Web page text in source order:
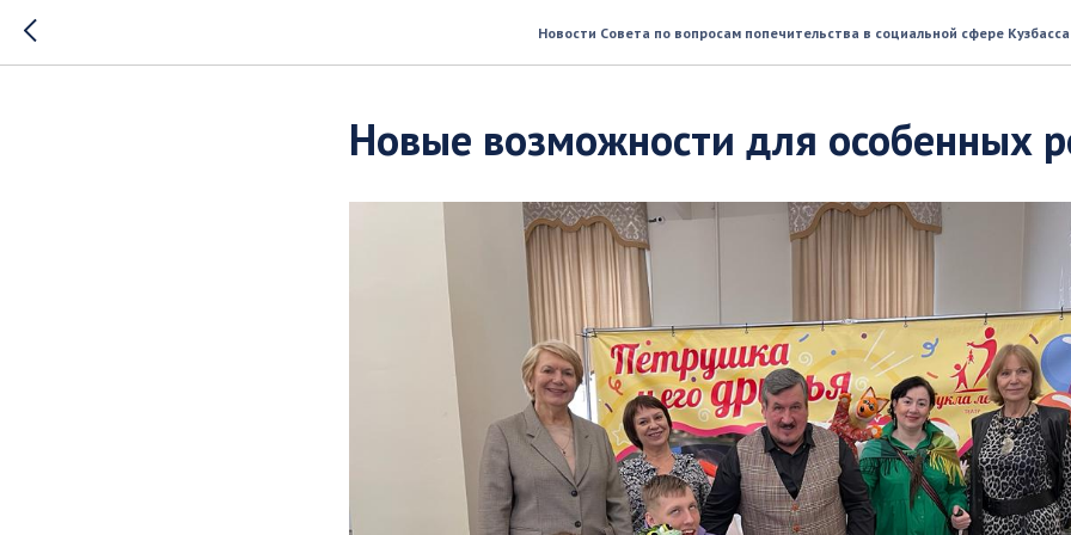
Новости Совета по вопросам попечительства в социальной сфере Кузбасса
Новые возможности для особенных